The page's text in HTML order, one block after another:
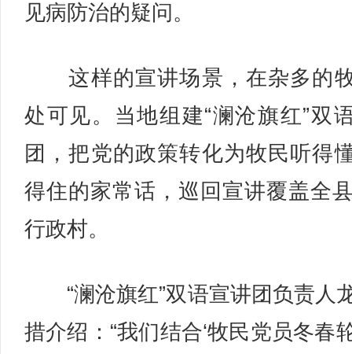
见病防治的疑问。
这样的宣讲场景，在杂多的
处可见。当地组建“澜沧旗红”双
团，把党的政策转化为牧民听得
得住的家常话，巡回宣讲覆盖全
行政村。
“澜沧旗红”双语宣讲团负责人
措介绍：“我们结合‘牧民党员冬春